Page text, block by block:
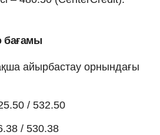
бағамы
айырбастау орнындағы
/ 532.50
/ 530.38